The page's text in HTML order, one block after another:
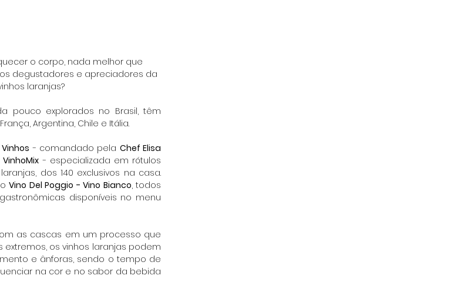
o corpo, nada melhor que
degustadores e apreciadores da
laranjas?
pouco explorados no Brasil, têm
Argentina, Chile e Itália.
- comandado pela Chef Elisa
VinhoMix - especializada em rótulos
dos 140 exclusivos na casa.
Vino Del Poggio - Vino Bianco, todos
disponíveis no menu
as cascas em um processo que
os vinhos laranjas podem
e ânforas, sendo o tempo de
na cor e no sabor da bebida